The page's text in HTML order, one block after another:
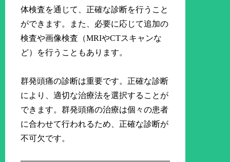
体検査を通じて、正確な診断を行うこと
ができます。また、必要に応じて追加の
検査や画像検査（MRIやCTスキャンな
ど）を行うこともあります。
群発頭痛の診断は重要です。正確な診断
により、適切な治療法を選択することが
できます。群発頭痛の治療は個々の患者
に合わせて行われるため、正確な診断が
不可欠です。